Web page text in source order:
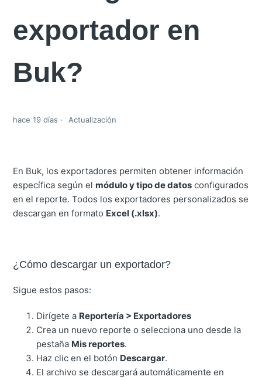
exportador en
Buk?
hace 19 días Actualización
En Buk, los exportadores permiten obtener información
específica según el módulo y tipo de datos configurados
en el reporte. Todos los exportadores personalizados se
descargan en formato Excel (.xlsx).
¿Cómo descargar un exportador?
Sigue estos pasos:
Dirígete a Reportería > Exportadores
Crea un nuevo reporte o selecciona uno desde la
pestaña Mis reportes.
Haz clic en el botón Descargar.
El archivo se descargará automáticamente en